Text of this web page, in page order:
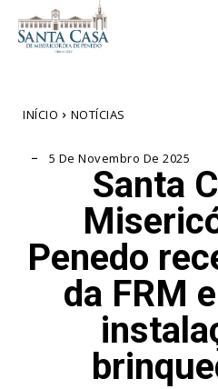
INÍCIO NOTÍCIAS
5 De Novembro De 2025
Santa
Penedo
da FRM